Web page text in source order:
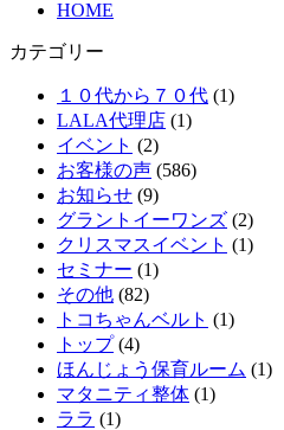
HOME
カテゴリー
１０代から７０代 (1)
LALA代理店 (1)
イベント (2)
お客様の声 (586)
お知らせ (9)
グラントイーワンズ (2)
クリスマスイベント (1)
セミナー (1)
その他 (82)
トコちゃんベルト (1)
トップ(4)
ほんじょう保育ルーム (1)
マタニティ整体 (1)
ララ (1)